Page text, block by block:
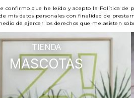
confirmo que he leído y acepto la Política de
mis datos personales con finalidad de
de ejercer los derechos que me asisten
TIENDA
MASCOTAS